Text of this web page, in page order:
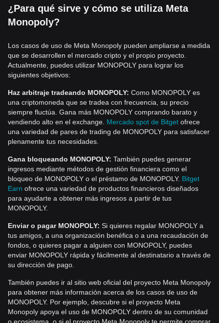
¿Para qué sirve y cómo se utiliza Meta
Monopoly?
Los casos de uso de Meta Monopoly pueden ampliarse a medida
que se desarrollen el mercado cripto y el propio proyecto.
Actualmente, puedes utilizar MONOPOLY para lograr los
siguientes objetivos:
Haz arbitraje tradeando MONOPOLY: Como MONOPOLY es
una criptomoneda que se tradea con frecuencia, su precio
siempre fluctúa. Gana más MONOPOLY comprando barato y
vendiendo alto en el exchange. Mercado spot de Bitget ofrece
una variedad de pares de trading de MONOPOLY para satisfacer
plenamente tus necesidades.
Gana bloqueando MONOPOLY: También puedes generar
ingresos mediante métodos de gestión financiera como el
bloqueo de MONOPOLY o el préstamo de MONOPOLY. Bitget
Earn ofrece una variedad de productos financieros diseñados
para ayudarte a obtener más ingresos a partir de tus
MONOPOLY.
Enviar o pagar MONOPOLY: Si quieres regalar MONOPOLY a
tus amigos, a una organización benéfica o a una recaudación de
fondos, o quieres pagar a alguien con MONOPOLY, puedes
enviar MONOPOLY rápida y fácilmente al destinatario a través de
su dirección de pago.
También puedes ir al sitio web oficial del proyecto Meta Monopoly
para obtener más información acerca de los casos de uso de
MONOPOLY. Por ejemplo, descubre si el proyecto Meta
Monopoly apoya el uso de MONOPOLY dentro de su comunidad